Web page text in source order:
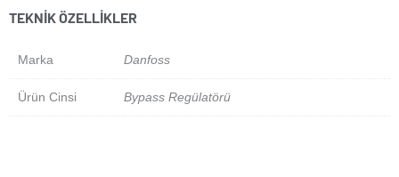
TEKNIK ÖZELLIKLER
Marka Danfoss
Ürün Cinsi Bypass Regülatörü